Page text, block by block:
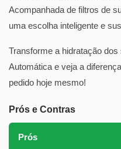
Acompanhada de filtros de
uma escolha inteligente e
Transforme a hidratação
Automática e veja a
pedido hoje mesmo!
Prós e Contras
Prós